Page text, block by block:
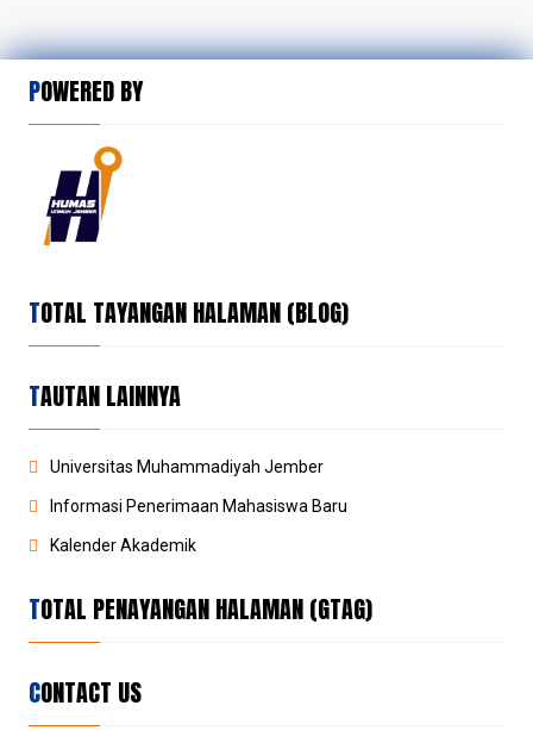
POWERED BY
TOTAL TAYANGAN HALAMAN (BLOG)
TAUTAN LAINNYA
Universitas Muhammadiyah Jember
Informasi Penerimaan Mahasiswa Baru
Kalender Akademik
TOTAL PENAYANGAN HALAMAN (GTAG)
CONTACT US